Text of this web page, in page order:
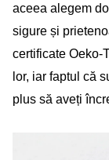
aceea alegem
sigure și
certificate Oeko-
lor, iar faptul că
plus să aveți